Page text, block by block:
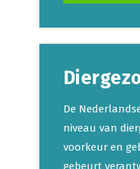
De
niveau van
voorkeur en
gebeurt